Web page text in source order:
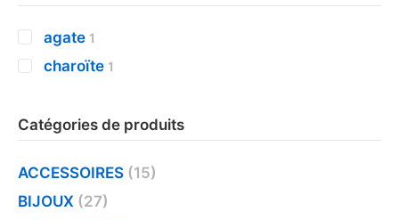
agate 1
charoïte 1
Catégories de produits
ACCESSOIRES (15)
BIJOUX (27)